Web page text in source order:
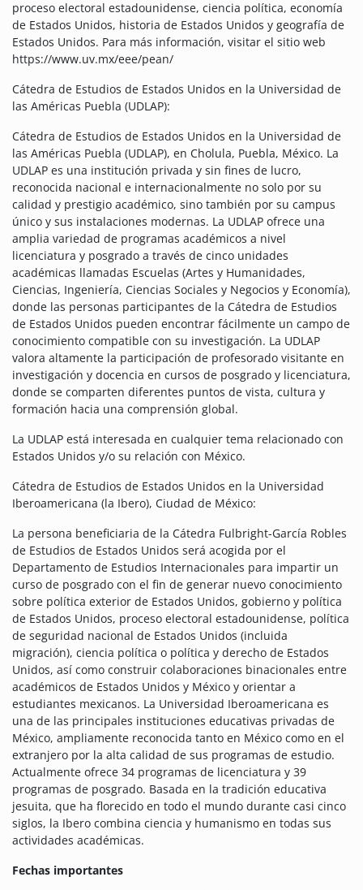
proceso electoral estadounidense, ciencia política, economía
de Estados Unidos, historia de Estados Unidos y geografía de
Estados Unidos. Para más información, visitar el sitio web
https://www.uv.mx/eee/pean/
Cátedra de Estudios de Estados Unidos en la Universidad de
las Américas Puebla (UDLAP):
Cátedra de Estudios de Estados Unidos en la Universidad de
las Américas Puebla (UDLAP), en Cholula, Puebla, México. La
UDLAP es una institución privada y sin fines de lucro,
reconocida nacional e internacionalmente no solo por su
calidad y prestigio académico, sino también por su campus
único y sus instalaciones modernas. La UDLAP ofrece una
amplia variedad de programas académicos a nivel
licenciatura y posgrado a través de cinco unidades
académicas llamadas Escuelas (Artes y Humanidades,
Ciencias, Ingeniería, Ciencias Sociales y Negocios y Economía),
donde las personas participantes de la Cátedra de Estudios
de Estados Unidos pueden encontrar fácilmente un campo de
conocimiento compatible con su investigación. La UDLAP
valora altamente la participación de profesorado visitante en
investigación y docencia en cursos de posgrado y licenciatura,
donde se comparten diferentes puntos de vista, cultura y
formación hacia una comprensión global.
La UDLAP está interesada en cualquier tema relacionado con
Estados Unidos y/o su relación con México.
Cátedra de Estudios de Estados Unidos en la Universidad
Iberoamericana (la Ibero), Ciudad de México:
La persona beneficiaria de la Cátedra Fulbright-García Robles
de Estudios de Estados Unidos será acogida por el
Departamento de Estudios Internacionales para impartir un
curso de posgrado con el fin de generar nuevo conocimiento
sobre política exterior de Estados Unidos, gobierno y política
de Estados Unidos, proceso electoral estadounidense, política
de seguridad nacional de Estados Unidos (incluida
migración), ciencia política o política y derecho de Estados
Unidos, así como construir colaboraciones binacionales entre
académicos de Estados Unidos y México y orientar a
estudiantes mexicanos. La Universidad Iberoamericana es
una de las principales instituciones educativas privadas de
México, ampliamente reconocida tanto en México como en el
extranjero por la alta calidad de sus programas de estudio.
Actualmente ofrece 34 programas de licenciatura y 39
programas de posgrado. Basada en la tradición educativa
jesuita, que ha florecido en todo el mundo durante casi cinco
siglos, la Ibero combina ciencia y humanismo en todas sus
actividades académicas.
Fechas importantes